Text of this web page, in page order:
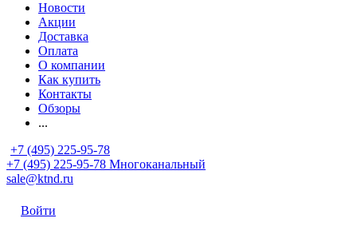
Новости
Акции
Доставка
Оплата
О компании
Как купить
Контакты
Обзоры
...
+7 (495) 225-95-78
+7 (495) 225-95-78 Многоканальный
sale@ktnd.ru
Войти